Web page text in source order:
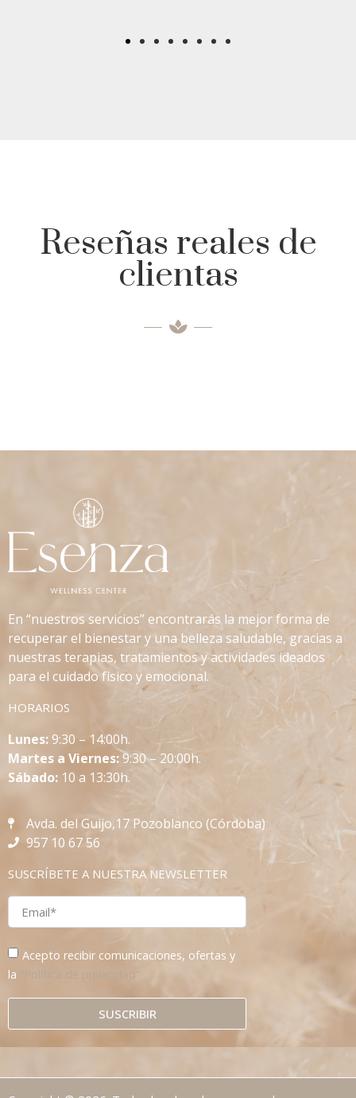
Reseñas reales de
clientas
En “nuestros servicios” encontrarás la mejor forma de
recuperar el bienestar y una belleza saludable, gracias a
nuestras terapias, tratamientos y actividades ideados
para el cuidado físico y emocional.
HORARIOS
Lunes:9:30 – 14:00h.
Martes a Viernes:9:30 – 20:00h.
Sábado: 10 a 13:30h.
Avda. del Guijo,17 Pozoblanco (Córdoba)
957 10 67 56
SUSCRÍBETE A NUESTRA NEWSLETTER
Acepto recibir comunicaciones, ofertas y
la
“Política de privacidad”
SUSCRIBIR